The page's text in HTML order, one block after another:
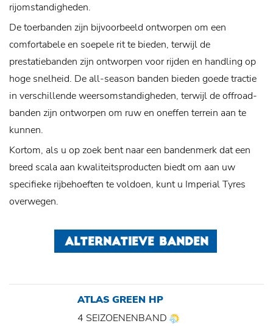
rijomstandigheden.
De toerbanden zijn bijvoorbeeld ontworpen om een ​​
comfortabele en soepele rit te bieden, terwijl de
prestatiebanden zijn ontworpen voor rijden en handling op
hoge snelheid. De all-season banden bieden goede tractie
in verschillende weersomstandigheden, terwijl de offroad-
banden zijn ontworpen om ruw en oneffen terrein aan te
kunnen.
Kortom, als u op zoek bent naar een bandenmerk dat een
breed scala aan kwaliteitsproducten biedt om aan uw
specifieke rijbehoeften te voldoen, kunt u Imperial Tyres
overwegen.
ALTERNATIEVE BANDEN
ATLAS GREEN HP
4 SEIZOENENBAND